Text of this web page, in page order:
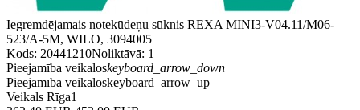
Iegremdējamais notekūdeņu sūknis REXA MINI3-V04.11/M06-
523/A-5M, WILO, 3094005
Kods: 20441210Noliktāvā: 1
Pieejamība veikaloskeyboard_arrow_down
Pieejamība veikaloskeyboard_arrow_up
Veikals Rīga1